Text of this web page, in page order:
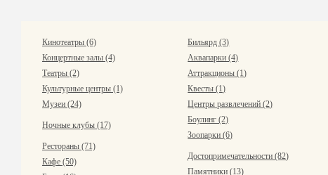
Кинотеатры (6)
Концертные залы (4)
Театры (2)
Культурные центры (1)
Музеи (24)
Ночные клубы (17)
Рестораны (71)
Кафе (50)
Бильярд (3)
Аквапарки (4)
Аттракционы (1)
Квесты (1)
Центры развлечений (2)
Боулинг (2)
Зоопарки (6)
Достопримечательности (82)
Памятники (13)